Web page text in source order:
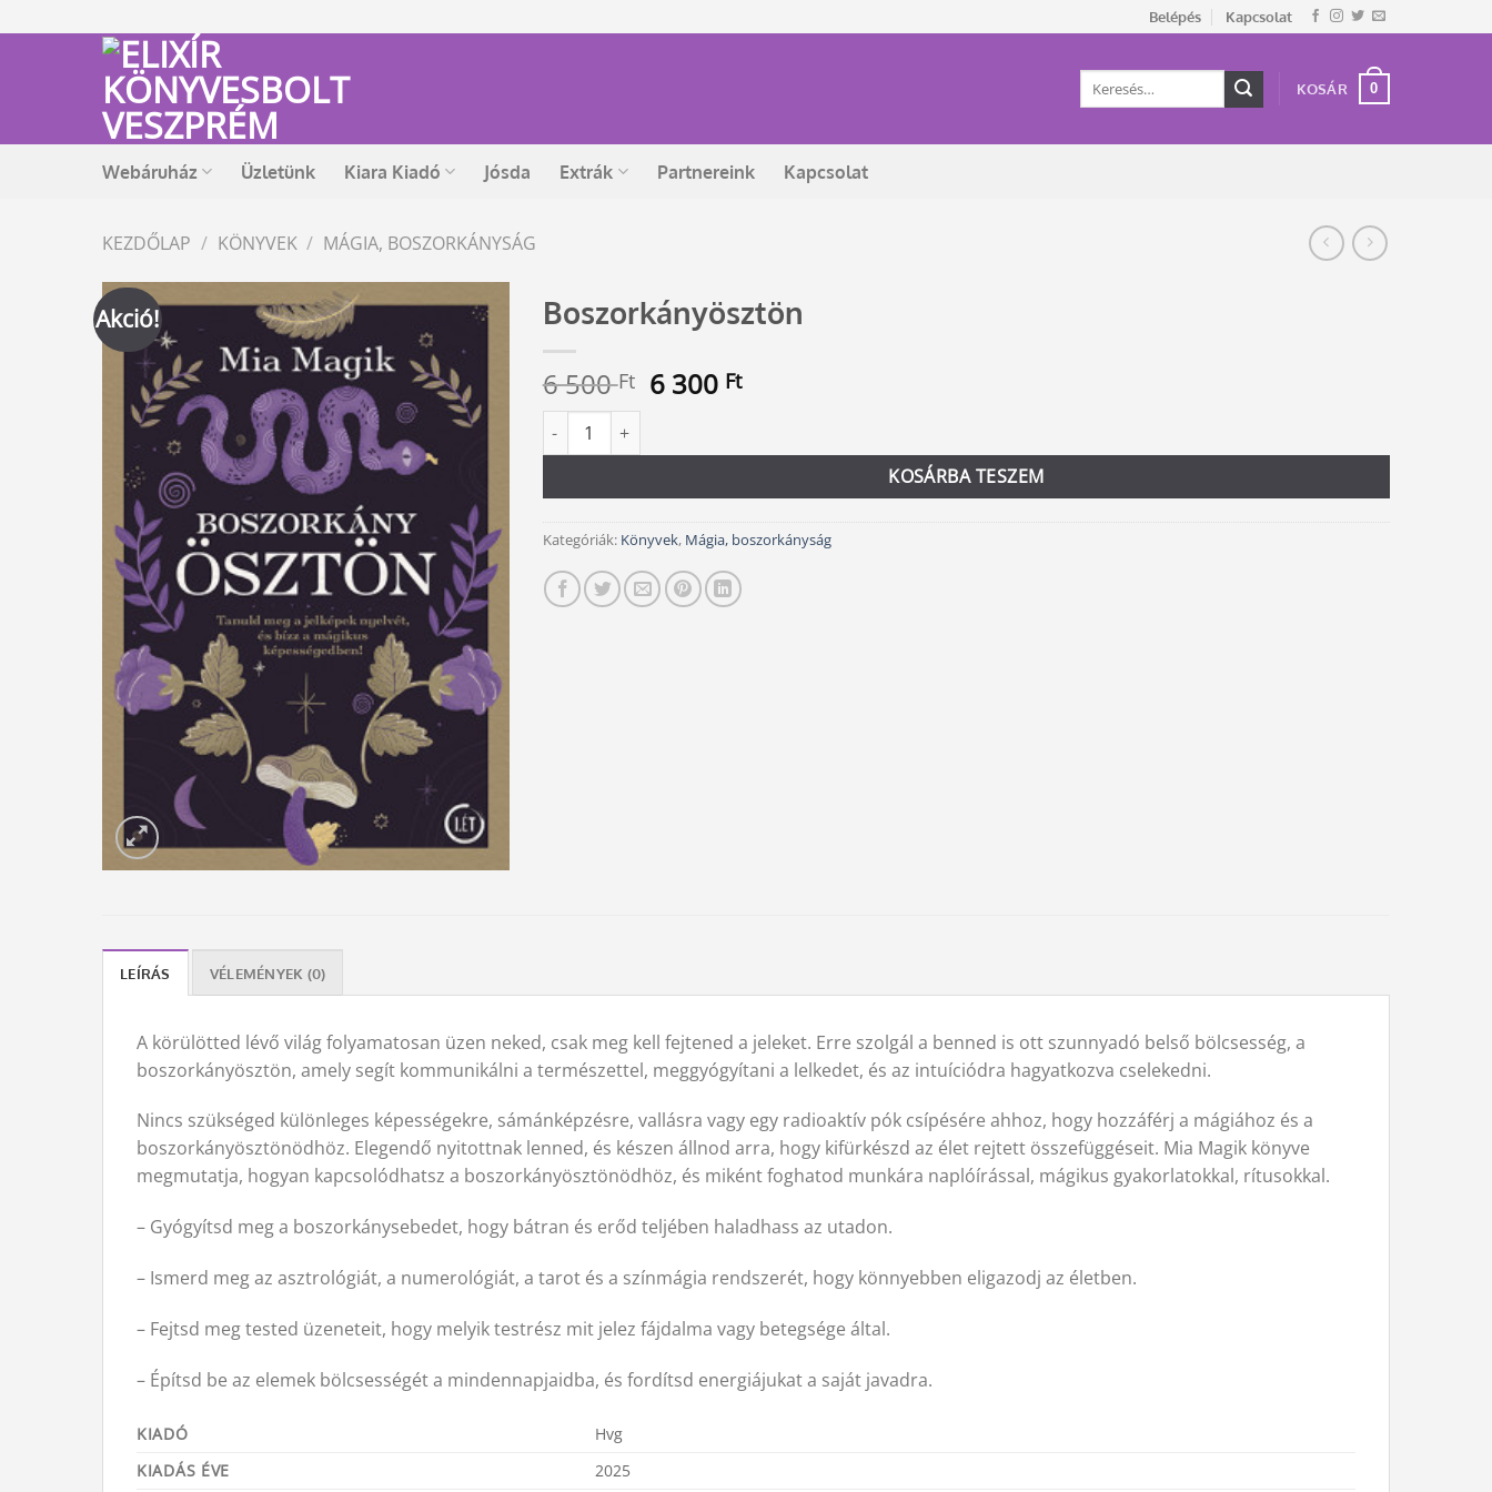
to
Belépés Kapcsolat
Keresés
KOSÁR 0
Webáruház Üzletünk Kiara Kiadó Jósda Extrák Partnereink Kapcsolat
KEZDŐLAP / KÖNYVEK / MÁGIA, BOSZORKÁNYSÁG
Akció! Boszorkányösztön
6 500Ft Original
6
500 Ft.
6 300 FtCurrent
6
300 Ft.
Boszorkányösztön mennyiség
KOSÁRBA TESZEM
Alternative:
Kategóriák: Könyvek, Mágia, boszorkányság
LEÍRÁS VÉLEMÉNYEK (0)
A körülötted lévő világ folyamatosan üzen neked, csak meg kell fejtened a jeleket. Erre szolgál a benned is ott szunnyadó belső bölcsesség, a
boszorkányösztön, amely segít kommunikálni a természettel, meggyógyítani a lelkedet, és az intuíciódra hagyatkozva cselekedni.
Nincs szükséged különleges képességekre, sámánképzésre, vallásra vagy egy radioaktív pók csípésére ahhoz, hogy hozzáférj a mágiához és a
boszorkányösztönödhöz. Elegendő nyitottnak lenned, és készen állnod arra, hogy kifürkészd az élet rejtett összefüggéseit. Mia Magik könyve
megmutatja, hogyan kapcsolódhatsz a boszorkányösztönödhöz, és miként foghatod munkára naplóírással, mágikus gyakorlatokkal, rítusokkal.
– Gyógyítsd meg a boszorkánysebedet, hogy bátran és erőd teljében haladhass az utadon.
– Ismerd meg az asztrológiát, a numerológiát, a tarot és a színmágia rendszerét, hogy könnyebben eligazodj az életben.
– Fejtsd meg tested üzeneteit, hogy melyik testrész mit jelez fájdalma vagy betegsége által.
– Építsd be az elemek bölcsességét a mindennapjaidba, és fordítsd energiájukat a saját javadra.
KIADÓ
Hvg
KIADÁS ÉVE
2025